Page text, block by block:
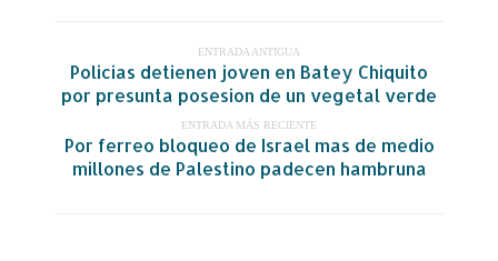
ENTRADA ANTIGUA
Policias detienen joven en Batey Chiquito
por presunta posesion de un vegetal verde
ENTRADA MÁS RECIENTE
Por ferreo bloqueo de Israel mas de medio
millones de Palestino padecen hambruna